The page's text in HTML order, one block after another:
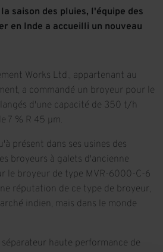
saison des pluies, l'équipe des
en Inde a accueilli un nouveau
Works Ltd., appartenant au
a commandé un broyeur pour le
d'une capacité de 350 t/h
7 % R 45 µm.
présent dans ses usines des
broyeurs à galets d'ancienne
le broyeur de type MVR-6000-C-6
réputation de ce type de broyeur,
indien, mais dans le monde
haute performance de